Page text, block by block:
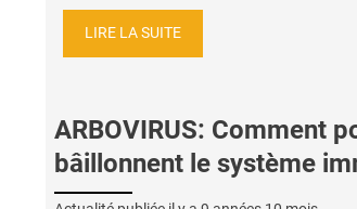
LIRE LA SUITE
ARBOVIRUS: Comment
bâillonnent le système